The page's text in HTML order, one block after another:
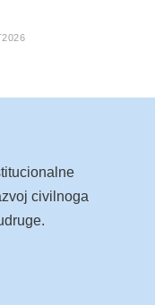
civilnoga